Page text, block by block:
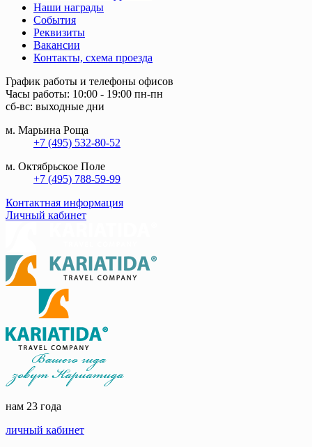
Наши награды
События
Реквизиты
Вакансии
Контакты, схема проезда
График работы и телефоны офисов
Часы работы: 10:00 - 19:00 пн-пн
сб-вс: выходные дни
м. Марьина Роща
+7 (495) 532-80-52
м. Октябрьское Поле
+7 (495) 788-59-99
Контактная информация
Личный кабинет
нам 23 года
личный кабинет